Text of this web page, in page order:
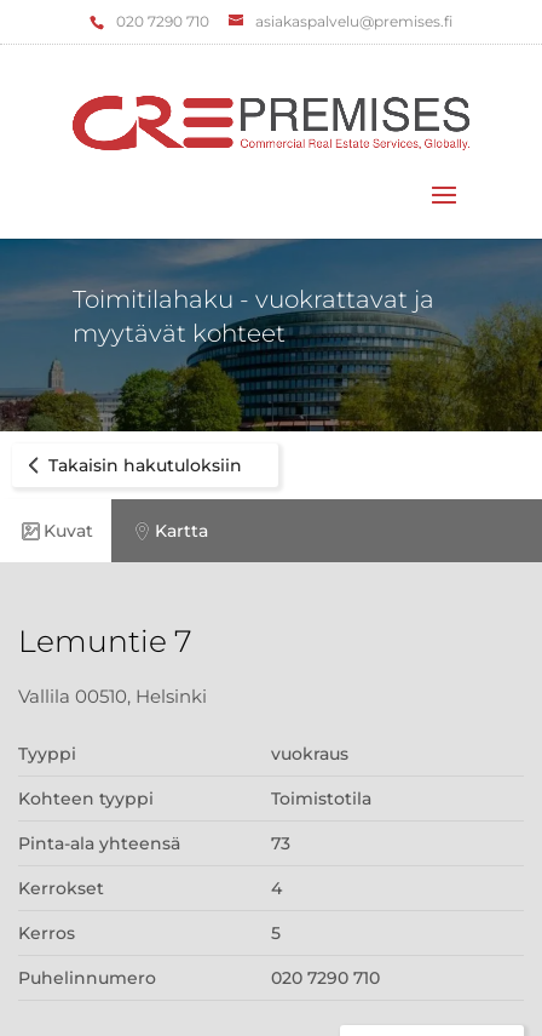
‌020 7290 710 asiakaspalvelu@premises.fi
Toimitilahaku - vuokrattavat ja
myytävät kohteet
Takaisin hakutuloksiin
Kuvat Kartta
Lemuntie 7
Vallila 00510, Helsinki
Tyyppi vuokraus
Kohteen tyyppi Toimistotila
Pinta-ala yhteensä 73
Kerrokset 4
Kerros 5
Puhelinnumero 020 7290 710